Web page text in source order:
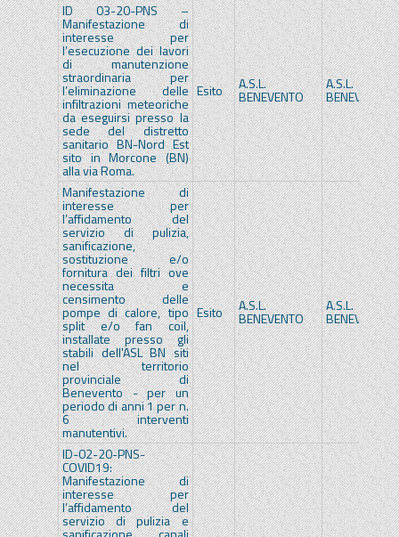
ID 03-20-PNS –
Manifestazione di
interesse per
l’esecuzione dei lavori
di manutenzione
straordinaria per
l’eliminazione delle
infiltrazioni meteoriche
da eseguirsi presso la
sede del distretto
sanitario BN-Nord Est
sito in Morcone (BN)
alla via Roma.
Esito A.S.L.
BENEVENTO
A.S.L.
BENEVENTO
Manifestazione di
interesse per
l’affidamento del
servizio di pulizia,
sanificazione,
sostituzione e/o
fornitura dei filtri ove
necessita e
censimento delle
pompe di calore, tipo
split e/o fan coil,
installate presso gli
stabili dell'ASL BN siti
nel territorio
provinciale di
Benevento - per un
periodo di anni 1 per n.
6 interventi
manutentivi.
Esito A.S.L.
BENEVENTO
A.S.L.
BENEVENTO
ID-02-20-PNS-
COVID19:
Manifestazione di
interesse per
l’affidamento del
servizio di pulizia e